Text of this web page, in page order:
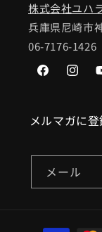
株式会社ユハ
兵庫県尼崎市
06-7176-1426
Facebook
メルマガに
メール